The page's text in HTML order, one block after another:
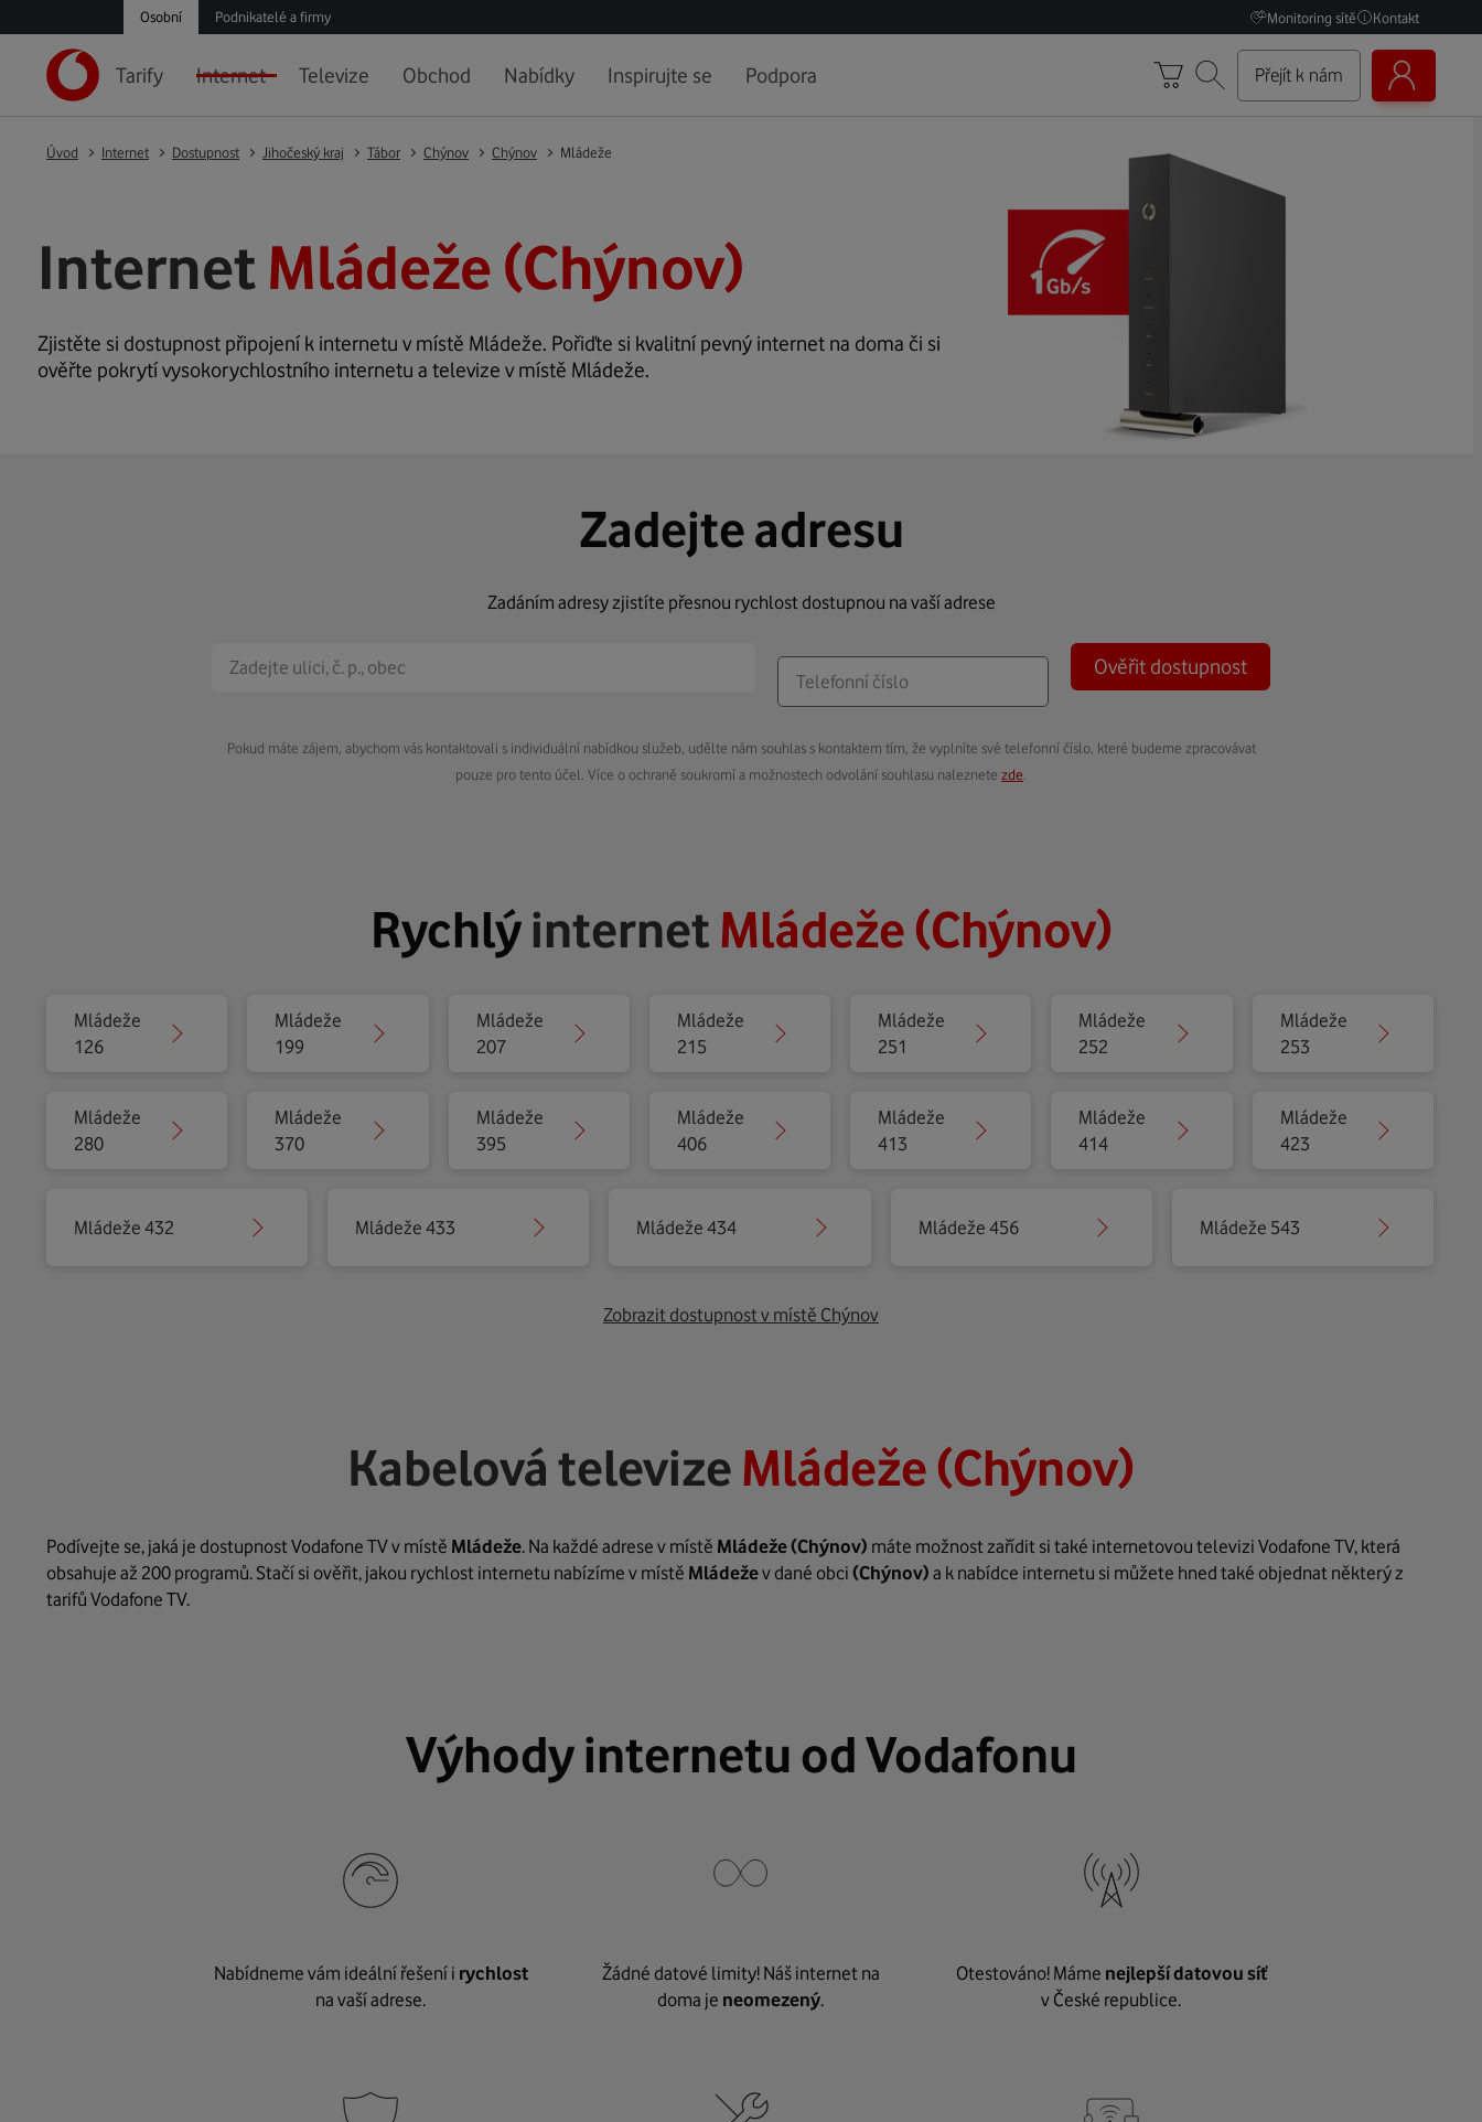
Osobní Podnikatelé a firmy Monitoring sítě Kontakt
Tarify Internet Televize Obchod Nabídky Inspirujte se Podpora Přejít k nám
Úvod Internet Dostupnost Jihočeský kraj Tábor Chýnov Chýnov Mládeže
Internet Mládeže (Chýnov)
Zjistěte si dostupnost připojení k internetu v místě Mládeže. Pořiďte si kvalitní pevný internet na doma či si
ověřte pokrytí vysokorychlostního internetu a televize v místě Mládeže.
Zadejte adresu
Zadáním adresy zjistíte přesnou rychlost dostupnou na vaší adrese
Ověřit dostupnost
Pokud máte zájem, abychom vás kontaktovali s individuální nabídkou služeb, udělte nám souhlas s kontaktem tím, že vyplníte své telefonní číslo, které budeme zpracovávat
pouze pro tento účel. Více o ochraně soukromí a možnostech odvolání souhlasu naleznete zde
RychlýinternetMládeže (Chýnov)
Mládeže
126
Mládeže
199
Mládeže
207
Mládeže
215
Mládeže
251
Mládeže
252
Mládeže
253
Mládeže
280
Mládeže
370
Mládeže
395
Mládeže
406
Mládeže
413
Mládeže
414
Mládeže
423
Mládeže 432 Mládeže 433 Mládeže 434 Mládeže 456 Mládeže 543
Zobrazit dostupnost v místě Chýnov
Kabelová televize Mládeže (Chýnov)
Podívejte se, jaká je dostupnost Vodafone TV v místě Mládeže. Na každé adrese v místě Mládeže(Chýnov) máte možnost zařídit si také internetovou televizi Vodafone TV, která
obsahuje až 200 programů. Stačí si ověřit, jakou rychlost internetu nabízíme v místě Mládežev dané obci (Chýnov) a k nabídce internetu si můžete hned také objednat některý z
tarifů Vodafone TV.
Výhody internetu od Vodafonu
Nabídneme vám ideální řešení i rychlost
na vaší adrese.
Žádné datové limity! Náš internet na
doma je neomezený.
Otestováno! Máme nejlepší datovou síť
v České republice.